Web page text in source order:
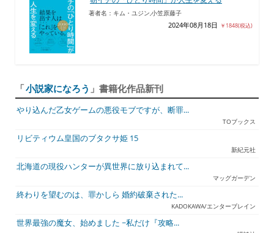
著者名：キム・ユジン,小笠原藤子
2024年08月18日 ￥1848(税込)
「小説家になろう 」書籍化作品新刊
やり込んだ乙女ゲームの悪役モブですが、断罪...
TOブックス
リビティウム皇国のブタクサ姫 15
新紀元社
北海道の現役ハンターが異世界に放り込まれて...
マッグガーデン
終わりを望むのは、罪かしら 婚約破棄された...
KADOKAWA/エンターブレイン
世界最強の魔女、始めました ~私だけ『攻略...